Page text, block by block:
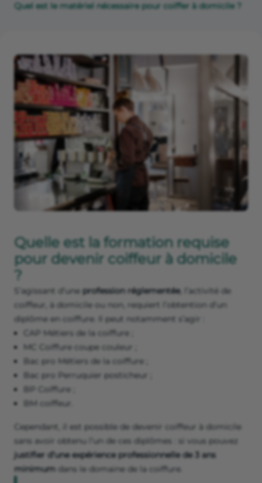
Quel est le matériel nécessaire pour coiffer à domicile ?
Quelle est la formation requise
pour devenir coiffeur à domicile
?
S’agissant d’une profession réglementée, l’activité de
coiffeur, à domicile ou non, requiert l’obtention d’un
diplôme en coiffure. Il peut notamment s’agir :
CAP Métiers de la coiffure ;
MC Coiffure coupe couleur ;
Bac pro Métiers de la coiffure ;
Bac pro Perruquier posticheur ;
BP Coiffure ;
BM coiffeur.
Cependant, il est possible de devenir coiffeur à domicile
sans avoir obtenu l’un de ces diplômes : si vous pouvez
justifier d’une expérience professionnelle de 3 ans
minimum dans le domaine de la coiffure.